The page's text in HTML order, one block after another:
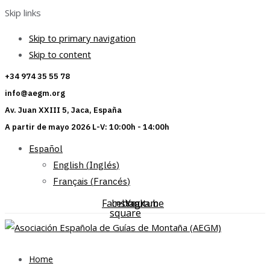
Skip links
Skip to primary navigation
Skip to content
+34 974 35 55 78
info@aegm.org
Av. Juan XXIII 5, Jaca, España
A partir de mayo 2026 L-V: 10:00h - 14:00h
Español
English (Inglés)
Français (Francés)
Facebook-
square
Instagram
Youtube
Home